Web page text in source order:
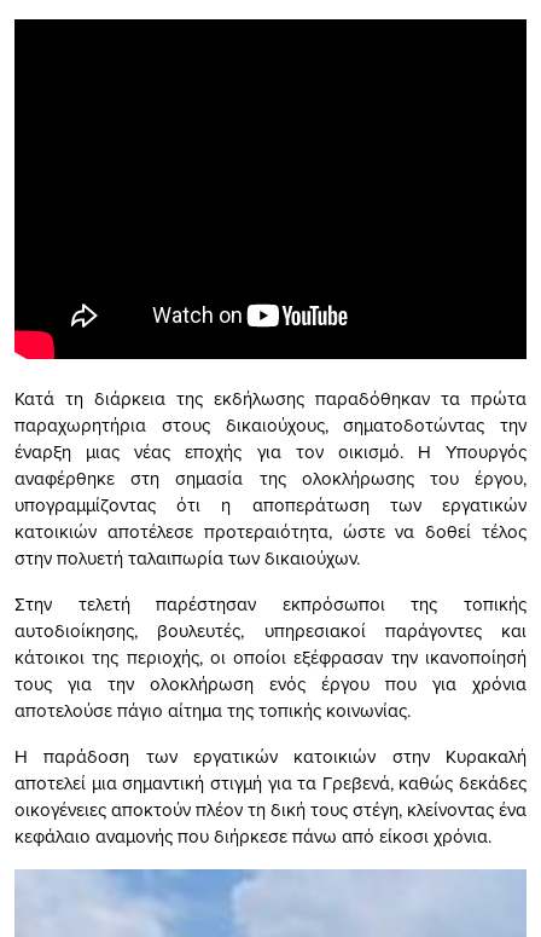
Κατά τη διάρκεια της εκδήλωσης παραδόθηκαν τα πρώτα
παραχωρητήρια στους δικαιούχους, σηματοδοτώντας την
έναρξη μιας νέας εποχής για τον οικισμό. Η Υπουργός
αναφέρθηκε στη σημασία της ολοκλήρωσης του έργου,
υπογραμμίζοντας ότι η αποπεράτωση των εργατικών
κατοικιών αποτέλεσε προτεραιότητα, ώστε να δοθεί τέλος
στην πολυετή ταλαιπωρία των δικαιούχων.
Στην τελετή παρέστησαν εκπρόσωποι της τοπικής
αυτοδιοίκησης, βουλευτές, υπηρεσιακοί παράγοντες και
κάτοικοι της περιοχής, οι οποίοι εξέφρασαν την ικανοποίησή
τους για την ολοκλήρωση ενός έργου που για χρόνια
αποτελούσε πάγιο αίτημα της τοπικής κοινωνίας.
Η παράδοση των εργατικών κατοικιών στην Κυρακαλή
αποτελεί μια σημαντική στιγμή για τα Γρεβενά, καθώς δεκάδες
οικογένειες αποκτούν πλέον τη δική τους στέγη, κλείνοντας ένα
κεφάλαιο αναμονής που διήρκεσε πάνω από είκοσι χρόνια.